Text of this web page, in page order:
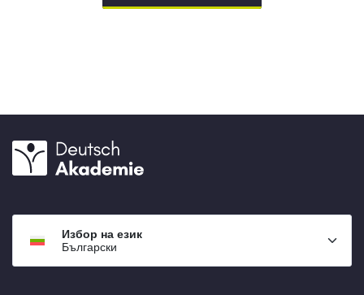
Избор на език
Български